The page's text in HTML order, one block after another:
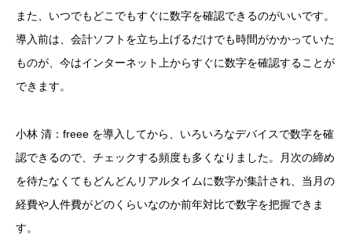
また、いつでもどこでもすぐに数字を確認できるのがいいです。
導入前は、会計ソフトを立ち上げるだけでも時間がかかっていた
ものが、今はインターネット上からすぐに数字を確認することが
できます。
小林 清：freee を導入してから、いろいろなデバイスで数字を確
認できるので、チェックする頻度も多くなりました。月次の締め
を待たなくてもどんどんリアルタイムに数字が集計され、当月の
経費や人件費がどのくらいなのか前年対比で数字を把握できま
す。